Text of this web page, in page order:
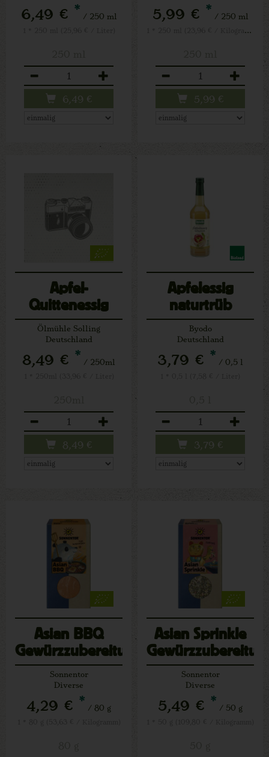
6,49 € * / 250 ml
6,49 €
5,99 € * / 250 ml
1 * 250 ml (23,96 € / Kilogramm)
5,99 €
Apfel-
Quittenessig
Ölmühle Solling
Deutschland
8,49 € * / 250ml
8,49 €
Apfelessig
naturtrüb
Byodo
Deutschland
3,79 € * / 0,5 l
3,79 €
Asian BBQ
Gewürzzubereitung
Sonnentor
Diverse
4,29 € * / 80 g
Asian Sprinkle
Sonnentor
Diverse
5,49 € * / 50 g